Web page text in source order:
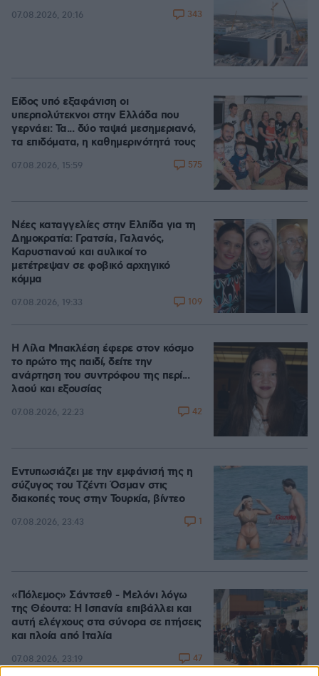
07.08.2026, 20:16 343
Είδος υπό εξαφάνιση οι
υπερπολύτεκνοι στην Ελλάδα που
γερνάει: Τα... δύο ταψιά μεσημεριανό,
τα επιδόματα, η καθημερινότητά τους
07.08.2026, 15:59 575
Νέες καταγγελίες στην Ελπίδα για τη
Δημοκρατία: Γρατσία, Γαλανός,
Καρυστιανού και αυλικοί το
μετέτρεψαν σε φοβικό αρχηγικό
κόμμα
07.08.2026, 19:33 109
Η Λίλα Μπακλέση έφερε στον κόσμο
το πρώτο της παιδί, δείτε την
ανάρτηση του συντρόφου της περί...
λαού και εξουσίας
07.08.2026, 22:23 42
Εντυπωσιάζει με την εμφάνισή της η
σύζυγος του Τζέντι Όσμαν στις
διακοπές τους στην Τουρκία, βίντεο
07.08.2026, 23:43 1
«Πόλεμος» Σάντσεθ - Μελόνι λόγω
της Θέουτα: Η Ισπανία επιβάλλει και
αυτή ελέγχους στα σύνορα σε πτήσεις
και πλοία από Ιταλία
07.08.2026, 23:19 47